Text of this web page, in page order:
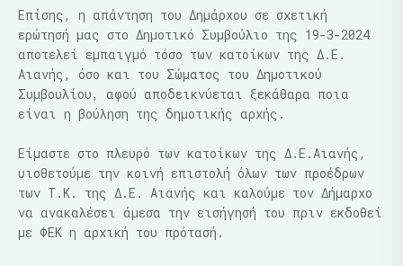
Επίσης, η απάντηση του Δημάρχου σε σχετική
ερώτησή μας στο Δημοτικό Συμβούλιο της 19-3-2024
αποτελεί εμπαιγμό τόσο των κατοίκων της Δ.Ε.
Αιανής, όσο και του Σώματος του Δημοτικού
Συμβουλίου, αφού αποδεικνύεται ξεκάθαρα ποια
είναι η βούληση της δημοτικής αρχής.
Είμαστε στο πλευρό των κατοίκων της Δ.Ε.Αιανής,
υιοθετούμε την κοινή επιστολή όλων των προέδρων
των Τ.Κ. της Δ.Ε. Αιανής και καλούμε τον Δήμαρχο
να ανακαλέσει άμεσα την εισήγησή του πριν εκδοθεί
με ΦΕΚ η αρχική του πρότασή.